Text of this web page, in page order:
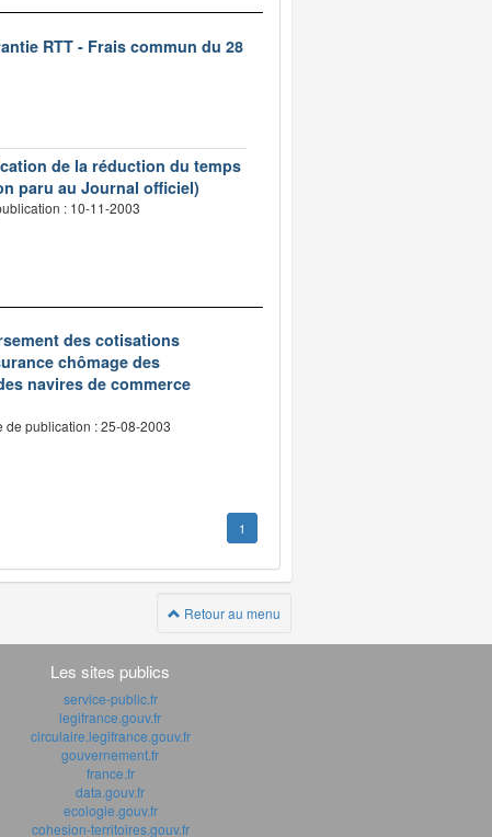
RTT - Frais commun du 28
de la réduction du temps
paru au Journal officiel)
: 10-11-2003
des cotisations
chômage des
navires de commerce
de publication : 25-08-2003
1
Retour au menu
Les sites publics
service-public.fr
legifrance.gouv.fr
circulaire.legifrance.gouv.fr
gouvernement.fr
france.fr
data.gouv.fr
ecologie.gouv.fr
cohesion-territoires.gouv.fr